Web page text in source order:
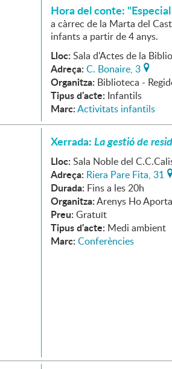
Hora del conte:
a càrrec de la Marta del
infants a partir de 4 anys.
Lloc: Sala d'Actes de la
Adreça: C. Bonaire, 3
Organitza: Biblioteca -
Tipus d'acte: Infantils
Marc:Activitats infantils
Xerrada:La gestió de
Lloc: Sala Noble del
Adreça: Riera Pare Fita, 31
Durada: Fins a les 20h
Organitza:Arenys Ho
Preu: Gratuït
Tipus d'acte: Medi ambient
Marc: Conferències